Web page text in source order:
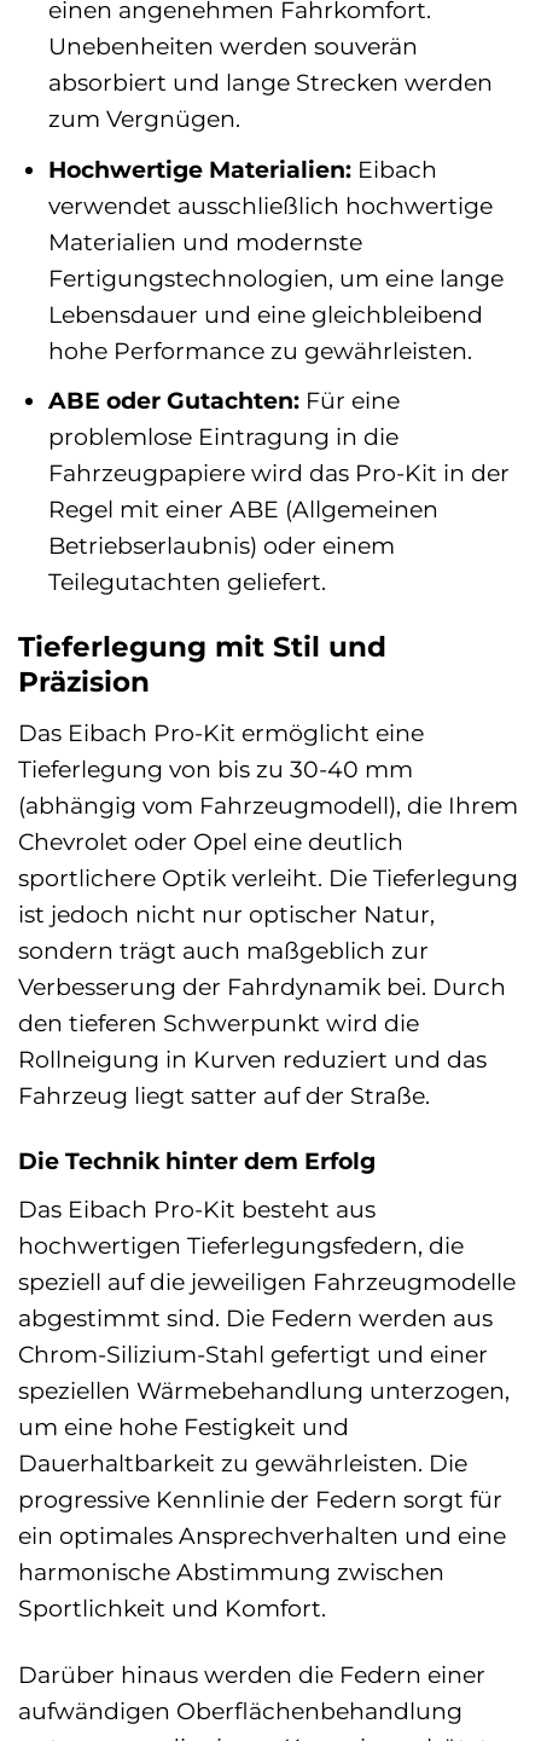
einen angenehmen Fahrkomfort.
Unebenheiten werden souverän
absorbiert und lange Strecken werden
zum Vergnügen.
Hochwertige Materialien:Eibach
verwendet ausschließlich hochwertige
Materialien und modernste
Fertigungstechnologien, um eine lange
Lebensdauer und eine gleichbleibend
hohe Performance zu gewährleisten.
ABE oder Gutachten:Für eine
problemlose Eintragung in die
Fahrzeugpapiere wird das Pro-Kit in der
Regel mit einer ABE (Allgemeinen
Betriebserlaubnis) oder einem
Teilegutachten geliefert.
Tieferlegung mit Stil und
Präzision
Das Eibach Pro-Kit ermöglicht eine
Tieferlegung von bis zu 30-40 mm
(abhängig vom Fahrzeugmodell), die Ihrem
Chevrolet oder Opel eine deutlich
sportlichere Optik verleiht. Die Tieferlegung
ist jedoch nicht nur optischer Natur,
sondern trägt auch maßgeblich zur
Verbesserung der Fahrdynamik bei. Durch
den tieferen Schwerpunkt wird die
Rollneigung in Kurven reduziert und das
Fahrzeug liegt satter auf der Straße.
Die Technik hinter dem Erfolg
Das Eibach Pro-Kit besteht aus
hochwertigen Tieferlegungsfedern, die
speziell auf die jeweiligen Fahrzeugmodelle
abgestimmt sind. Die Federn werden aus
Chrom-Silizium-Stahl gefertigt und einer
speziellen Wärmebehandlung unterzogen,
um eine hohe Festigkeit und
Dauerhaltbarkeit zu gewährleisten. Die
progressive Kennlinie der Federn sorgt für
ein optimales Ansprechverhalten und eine
harmonische Abstimmung zwischen
Sportlichkeit und Komfort.
Darüber hinaus werden die Federn einer
aufwändigen Oberflächenbehandlung